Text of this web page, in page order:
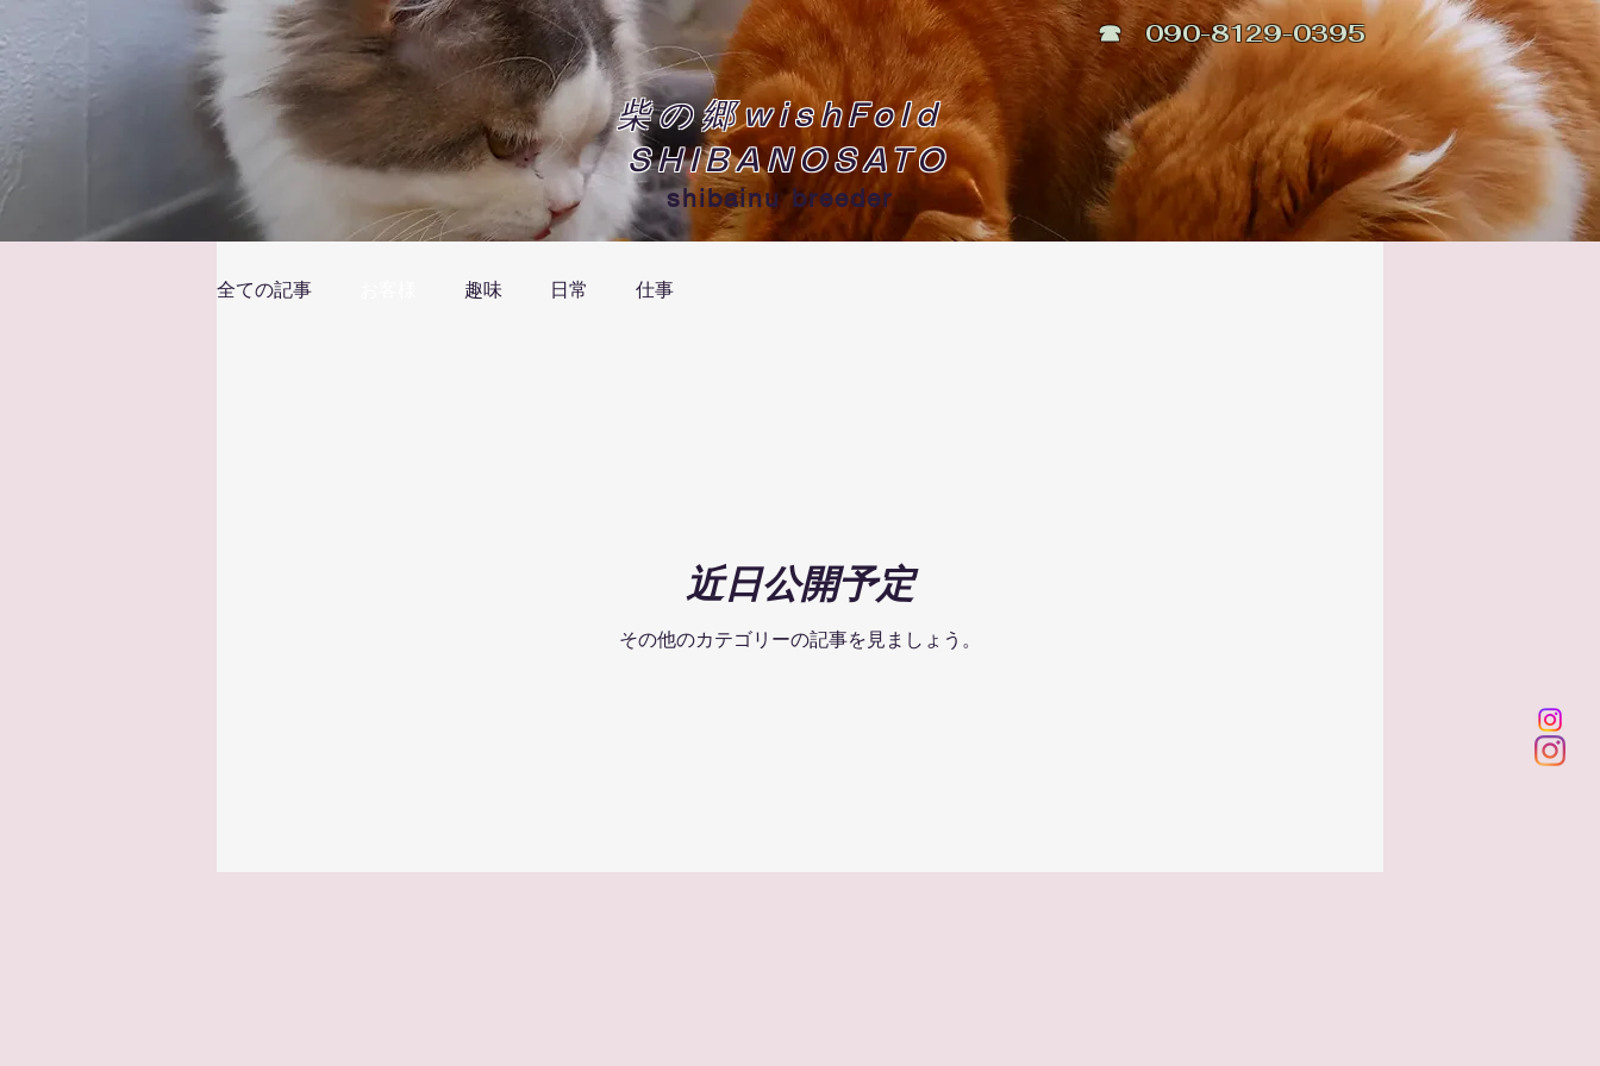
☎ 090-8129-0395
柴の郷wishFold
SHIBANOSATO
shibainu breeder
全ての記事 趣味 日常 仕事
近日公開予定
その他のカテゴリーの記事を見ましょう。